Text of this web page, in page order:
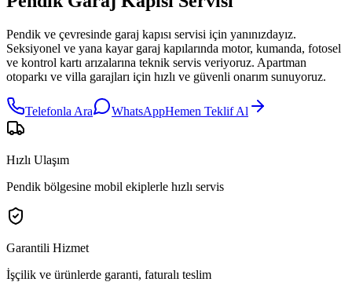
Pendik ve çevresinde garaj kapısı servisi için yanınızdayız.
Seksiyonel ve yana kayar garaj kapılarında motor, kumanda, fotosel
ve kontrol kartı arızalarına teknik servis veriyoruz. Apartman
otoparkı ve villa garajları için hızlı ve güvenli onarım sunuyoruz.
Telefonla Ara WhatsAppHemen Teklif Al
Hızlı Ulaşım
Pendik bölgesine mobil ekiplerle hızlı servis
Garantili Hizmet
İşçilik ve ürünlerde garanti, faturalı teslim